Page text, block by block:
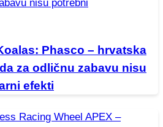
Phasco – hrvatska
za odličnu zabavu nisu
efekti